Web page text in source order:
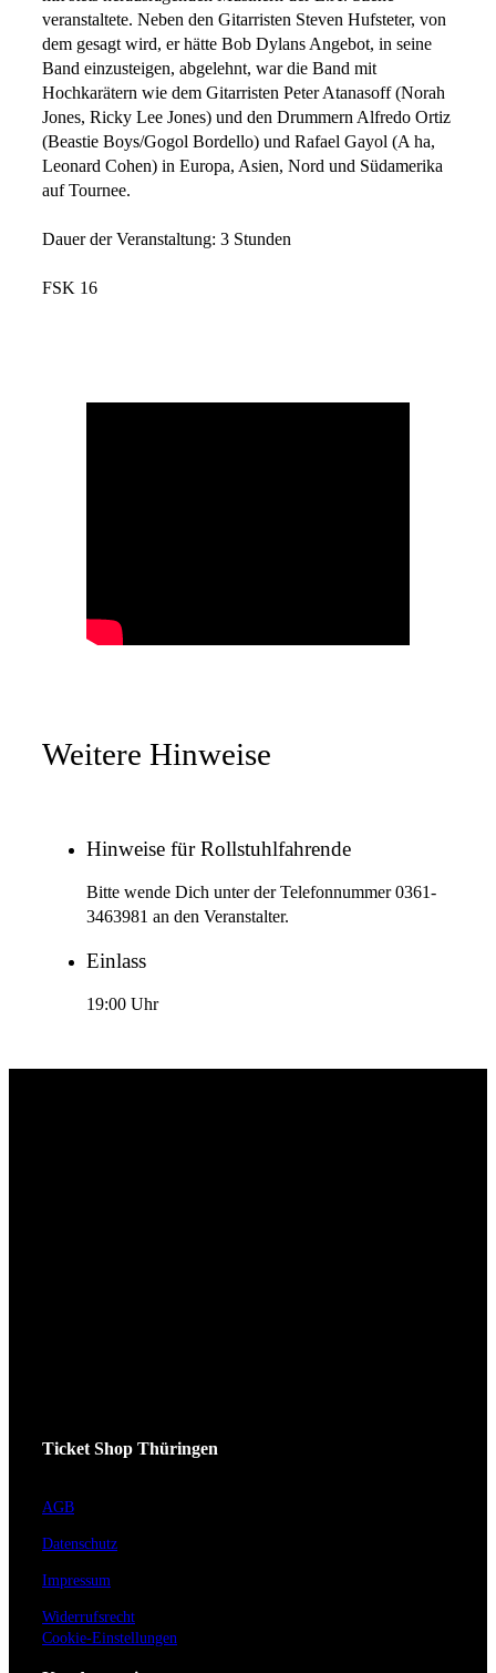
veranstaltete. Neben den Gitarristen Steven Hufsteter, von
dem gesagt wird, er hätte Bob Dylans Angebot, in seine
Band einzusteigen, abgelehnt, war die Band mit
Hochkarätern wie dem Gitarristen Peter Atanasoff (Norah
Jones, Ricky Lee Jones) und den Drummern Alfredo Ortiz
(Beastie Boys/Gogol Bordello) und Rafael Gayol (A ha,
Leonard Cohen) in Europa, Asien, Nord und Südamerika
auf Tournee.
Dauer der Veranstaltung: 3 Stunden
FSK 16
Weitere Hinweise
Hinweise für Rollstuhlfahrende
Bitte wende Dich unter der Telefonnummer 0361-
3463981 an den Veranstalter.
Einlass
19:00 Uhr
Ticket Shop Thüringen
AGB
Datenschutz
Impressum
Widerrufsrecht
Cookie-Einstellungen